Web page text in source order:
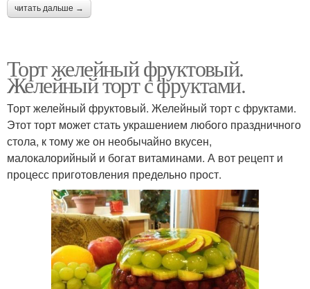
читать дальше →
Торт желейный фруктовый.
Желейный торт с фруктами.
Торт желейный фруктовый. Желейный торт с фруктами.
Этот торт может стать украшением любого праздничного
стола, к тому же он необычайно вкусен,
малокалорийный и богат витаминами. А вот рецепт и
процесс приготовления предельно прост.